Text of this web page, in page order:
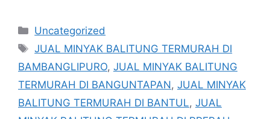
Kategori
Uncategorized
Tag
JUAL MINYAK BALITUNG TERMURAH DI
BAMBANGLIPURO, JUAL MINYAK BALITUNG
TERMURAH DI BANGUNTAPAN, JUAL MINYAK
BALITUNG TERMURAH DI BANTUL, JUAL